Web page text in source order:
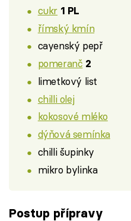
cukr 1 PL
římský kmín
cayenský pepř
pomeranč 2
limetkový list
chilli olej
kokosové mléko
dýňová semínka
chilli šupinky
mikro bylinka
Postup přípravy